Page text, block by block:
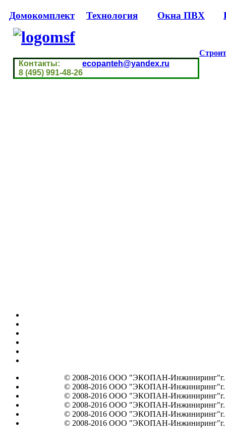
Домокомплект Технология Окна ПВХ
Контакты: ecopanteh@yandex.ru
8 (495) 991-48-26
© 2008-2016 ООО "ЭКОПАН-Инжиниринг"г.
© 2008-2016 ООО "ЭКОПАН-Инжиниринг"г.
© 2008-2016 ООО "ЭКОПАН-Инжиниринг"г.
© 2008-2016 ООО "ЭКОПАН-Инжиниринг"г.
© 2008-2016 ООО "ЭКОПАН-Инжиниринг"г.
© 2008-2016 ООО "ЭКОПАН-Инжиниринг"г.